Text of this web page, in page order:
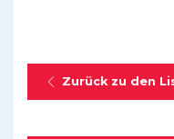
Zurück zu den